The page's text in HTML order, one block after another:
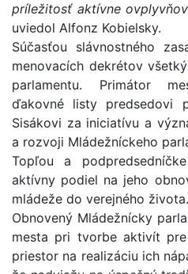
príležitosť aktívne
uviedol Alfonz Kobielsky.
Súčasťou slávnostného
menovacích dekrétov
parlamentu. Primátor
ďakovné listy predsedovi
Sisákovi za iniciatívu a
a rozvoji Mládežníckeho
Topľou a
aktívny podiel na jeho
mládeže do verejného života.
Obnovený Mládežnícky
mesta pri tvorbe aktivít
priestor na realizáciu ich